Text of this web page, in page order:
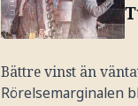
Bättre vinst än
Rörelsemarginalen